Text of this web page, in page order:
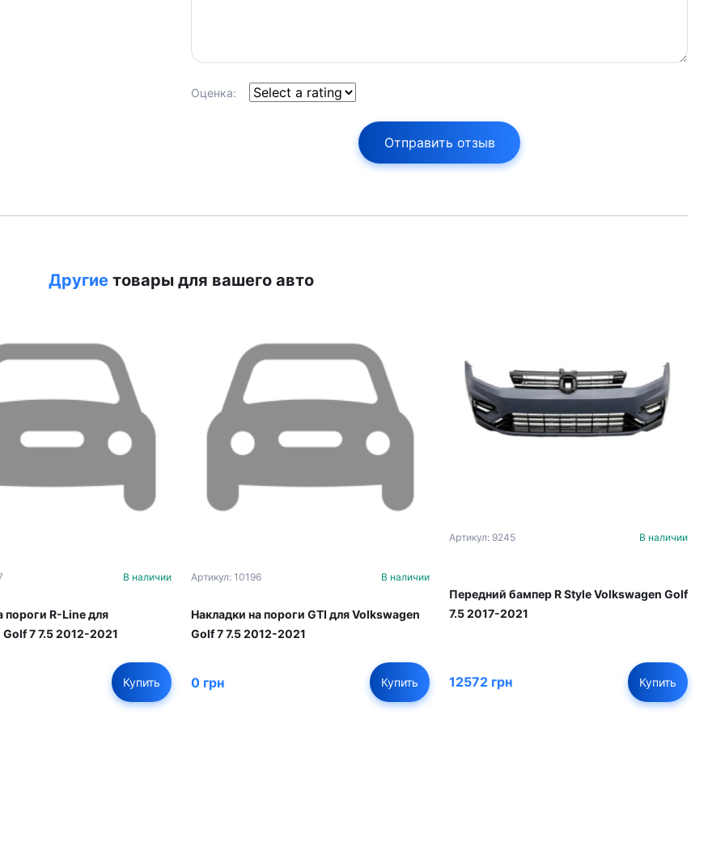
Оценка:
Отправить отзыв
Другие товары для вашего авто
В наличии
пороги R-Line для
7 7.5 2012-2021
Купить
Артикул: 10196 В наличии
Накладки на пороги GTI для Volkswagen
Golf 7 7.5 2012-2021
0 грн Купить
Артикул: 9245 В наличии
Передний бампер R Style Volkswagen Golf
7.5 2017-2021
12572 грн Купить